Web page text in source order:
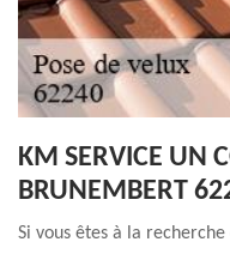
KM SERVICE UN
BRUNEMBERT
Si vous êtes à la